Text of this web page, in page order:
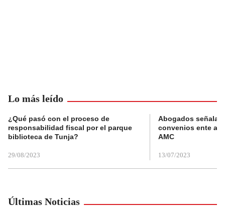
Lo más leído
¿Qué pasó con el proceso de
responsabilidad fiscal por el parque
biblioteca de Tunja?
29/08/2023
Abogados
convenios ente
AMC
13/07/2023
Últimas Noticias